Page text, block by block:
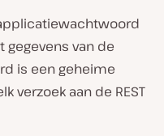
gegevens van de
is een geheime
verzoek aan de REST